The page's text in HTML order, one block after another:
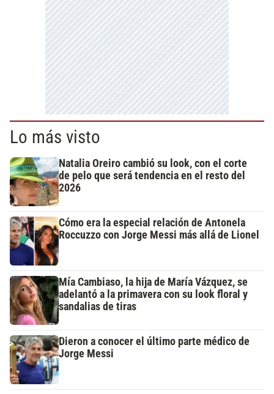
Lo más visto
Natalia Oreiro cambió su look, con el corte
de pelo que será tendencia en el resto del
2026
Cómo era la especial relación de Antonela
Roccuzzo con Jorge Messi más allá de Lionel
Mía Cambiaso, la hija de María Vázquez, se
adelantó a la primavera con su look floral y
sandalias de tiras
Dieron a conocer el último parte médico de
Jorge Messi